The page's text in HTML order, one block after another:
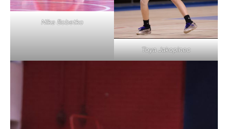
Nika Bobetko
Toya Jakopinec